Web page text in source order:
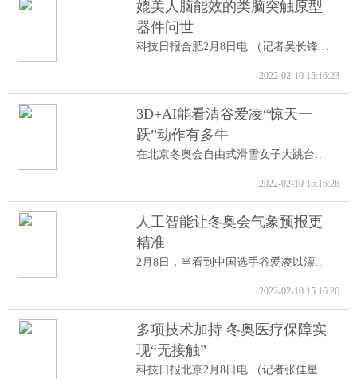
媲美人脑能效的类脑突触原型
器件问世
科技日报合肥2月8日电 （记者吴长锋）8日...
2022-02-10 15:16:23
3D+AI能看清谷爱凌“惊天一
跃”动作有多牛
在北京冬奥会自由式滑雪女子大跳台决赛中...
2022-02-10 15:16:26
人工智能让冬奥会气象预报更
精准
2月8日，当看到中国选手谷爱凌以漂亮的高...
2022-02-10 15:16:26
多项技术加持 冬奥医疗保障实
现“无接触”
科技日报北京2月8日电 （记者张佳星）记...